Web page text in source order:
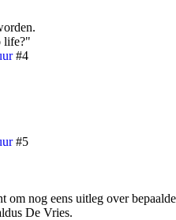
life?"
#4
#5
om nog eens uitleg over bepaalde
De Vries.